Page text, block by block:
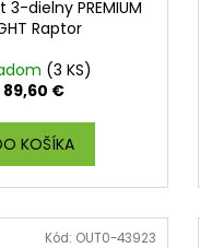
A
R
M
O
3-dielny PREMIUM
Raptor
(3 KS)
89,60 €
KOŠÍKA
Kód: OUT0-43923